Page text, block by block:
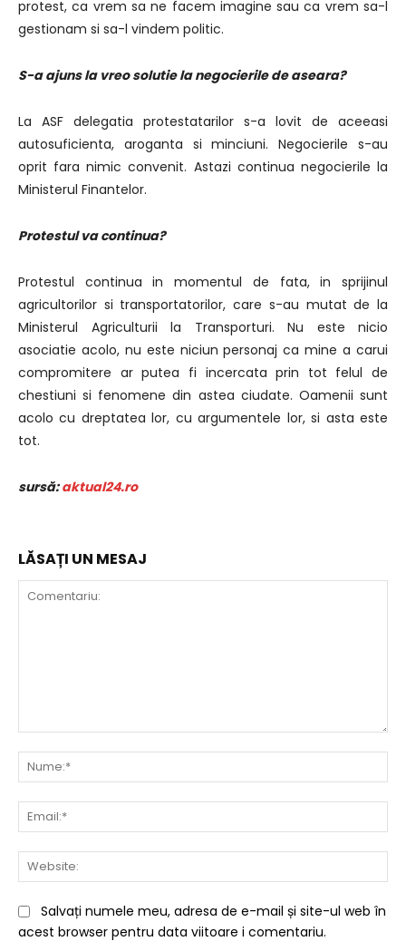
protest, ca vrem sa ne facem imagine sau ca vrem sa-l
gestionam si sa-l vindem politic.
S-a ajuns la vreo solutie la negocierile de aseara?
La ASF delegatia protestatarilor s-a lovit de aceeasi
autosuficienta, aroganta si minciuni. Negocierile s-au
oprit fara nimic convenit. Astazi continua negocierile la
Ministerul Finantelor.
Protestul va continua?
Protestul continua in momentul de fata, in sprijinul
agricultorilor si transportatorilor, care s-au mutat de la
Ministerul Agriculturii la Transporturi. Nu este nicio
asociatie acolo, nu este niciun personaj ca mine a carui
compromitere ar putea fi incercata prin tot felul de
chestiuni si fenomene din astea ciudate. Oamenii sunt
acolo cu dreptatea lor, cu argumentele lor, si asta este
tot.
sursă:aktual24.ro
LĂSAȚI UN MESAJ
Salvați numele meu, adresa de e-mail și site-ul web în
acest browser pentru data viitoare i comentariu.